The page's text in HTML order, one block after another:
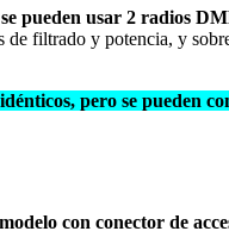
se pueden usar 2 radios
de filtrado y potencia, y
pero se pueden
con conector de